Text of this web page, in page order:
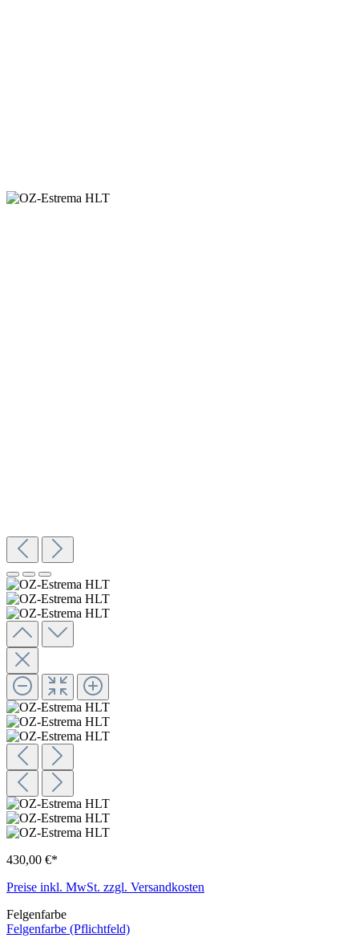
430,00 €*
Preise inkl. MwSt. zzgl. Versandkosten
Felgenfarbe
Felgenfarbe (Pflichtfeld)